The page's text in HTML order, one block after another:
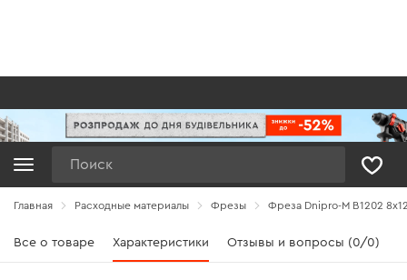
Главная Расходные материалы Фрезы Фреза Dnipro-M В1202
Все о товаре Характеристики Отзывы и вопросы (0/0)